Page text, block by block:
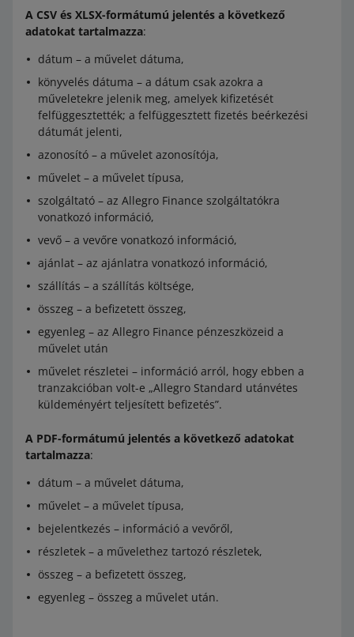
A CSV és XLSX-formátumú jelentés a következő
adatokat tartalmazza:
dátum – a művelet dátuma,
könyvelés dátuma – a dátum csak azokra a
műveletekre jelenik meg, amelyek kifizetését
felfüggesztették; a felfüggesztett fizetés beérkezési
dátumát jelenti,
azonosító – a művelet azonosítója,
művelet – a művelet típusa,
szolgáltató – az Allegro Finance szolgáltatókra
vonatkozó információ,
vevő – a vevőre vonatkozó információ,
ajánlat – az ajánlatra vonatkozó információ,
szállítás – a szállítás költsége,
összeg – a befizetett összeg,
egyenleg – az Allegro Finance pénzeszközeid a
művelet után
művelet részletei – információ arról, hogy ebben a
tranzakcióban volt-e „Allegro Standard utánvétes
küldeményért teljesített befizetés”.
A PDF-formátumú jelentés a következő adatokat
tartalmazza:
dátum – a művelet dátuma,
művelet – a művelet típusa,
bejelentkezés – információ a vevőről,
részletek – a művelethez tartozó részletek,
összeg – a befizetett összeg,
egyenleg – összeg a művelet után.